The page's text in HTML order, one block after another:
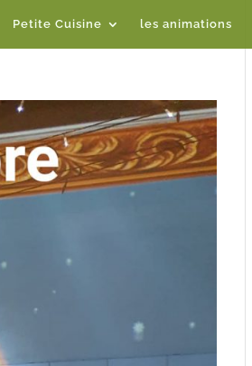
Petite Cuisine les animations